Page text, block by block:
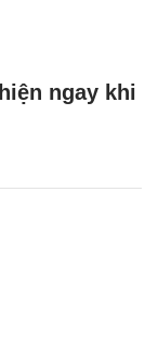
ngay khi